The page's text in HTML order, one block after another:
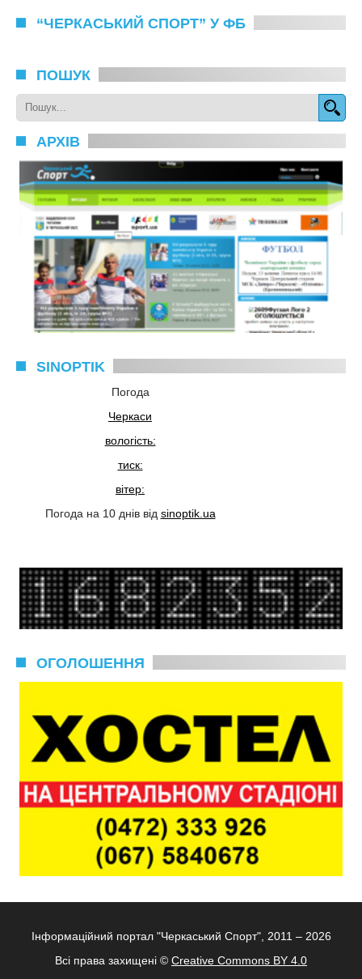
“ЧЕРКАСЬКИЙ СПОРТ” У ФБ
ПОШУК
АРХІВ
SINOPTIK
Погода
Черкаси
вологість:
тиск:
вітер:
Погода на 10 днів від sinoptik.ua
ОГОЛОШЕННЯ
Інформаційний портал "Черкаський Спорт", 2011 – 2026
Всі права захищені © Creative Commons BY 4.0